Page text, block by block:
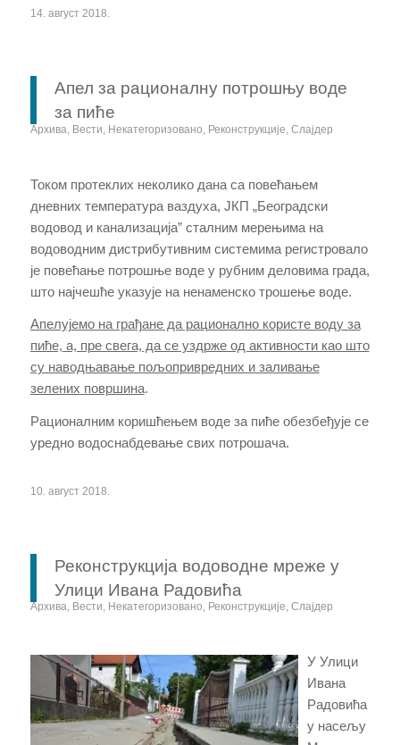
14. август 2018.
Апел за рационалну потрошњу воде
за пиће
Архива, Вести, Некатегоризовано, Реконструкције, Слајдер
Током протеклих неколико дана са повећањем
дневних температура ваздуха, ЈКП „Београдски
водовод и канализација” сталним мерењима на
водоводним дистрибутивним системима регистровало
је повећање потрошње воде у рубним деловима града,
што најчешће указује на ненаменско трошење воде.
Апелујемо на грађане да рационално користе воду за
пиће, а, пре свега, да се уздрже од активности као што
су наводњавање пољопривредних и заливање
зелених површина.
Рационалним коришћењем воде за пиће обезбеђује се
уредно водоснабдевање свих потрошача.
10. август 2018.
Реконструкција водоводне мреже у
Улици Ивана Радовића
Архива, Вести, Некатегоризовано, Реконструкције, Слајдер
У Улици
Ивана
Радовића
у насељу